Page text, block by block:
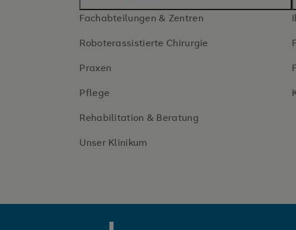
Fachabteilungen & Zentren
Roboterassistierte Chirurgie
Praxen
Pflege
Rehabilitation & Beratung
Unser Klinikum